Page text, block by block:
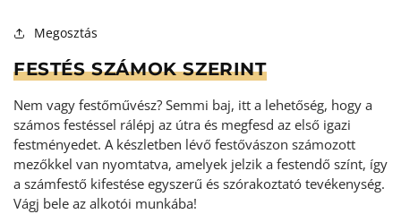
Megosztás
FESTÉS SZÁMOK SZERINT
Nem vagy festőművész? Semmi baj, itt a lehetőség, hogy a
számos festéssel rálépj az útra és megfesd az első igazi
festményedet. A készletben lévő festővászon számozott
mezőkkel van nyomtatva, amelyek jelzik a festendő színt, így
a számfestő kifestése egyszerű és szórakoztató tevékenység.
Vágj bele az alkotói munkába!